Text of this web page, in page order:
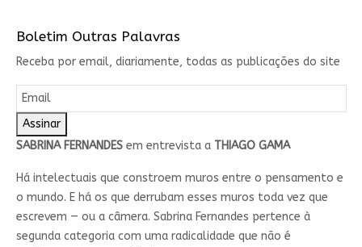
Boletim Outras Palavras
Receba por email, diariamente, todas as publicações do site
Assinar
SABRINA FERNANDESem entrevista a THIAGO GAMA
Há intelectuais que constroem muros entre o pensamento e
o mundo. E há os que derrubam esses muros toda vez que
escrevem — ou a câmera. Sabrina Fernandes pertence à
segunda categoria com uma radicalidade que não é